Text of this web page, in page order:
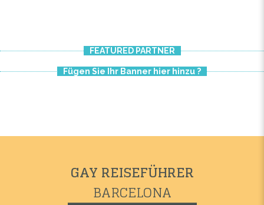
FEATURED PARTNER
Fügen Sie Ihr Banner hier hinzu ?
GAY REISEFÜHRER
BARCELONA